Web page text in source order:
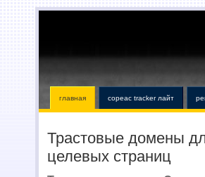
главная copeac tracker лайт
Трастовые домены
целевых страниц